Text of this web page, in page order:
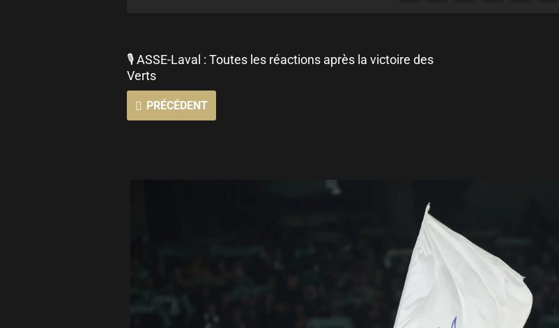
🎙 ASSE-Laval : Toutes les réactions après la victoire des
Verts
PRÉCÉDENT